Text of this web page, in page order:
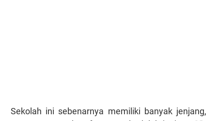
Sekolah ini sebenarnya memiliki banyak jenjang,